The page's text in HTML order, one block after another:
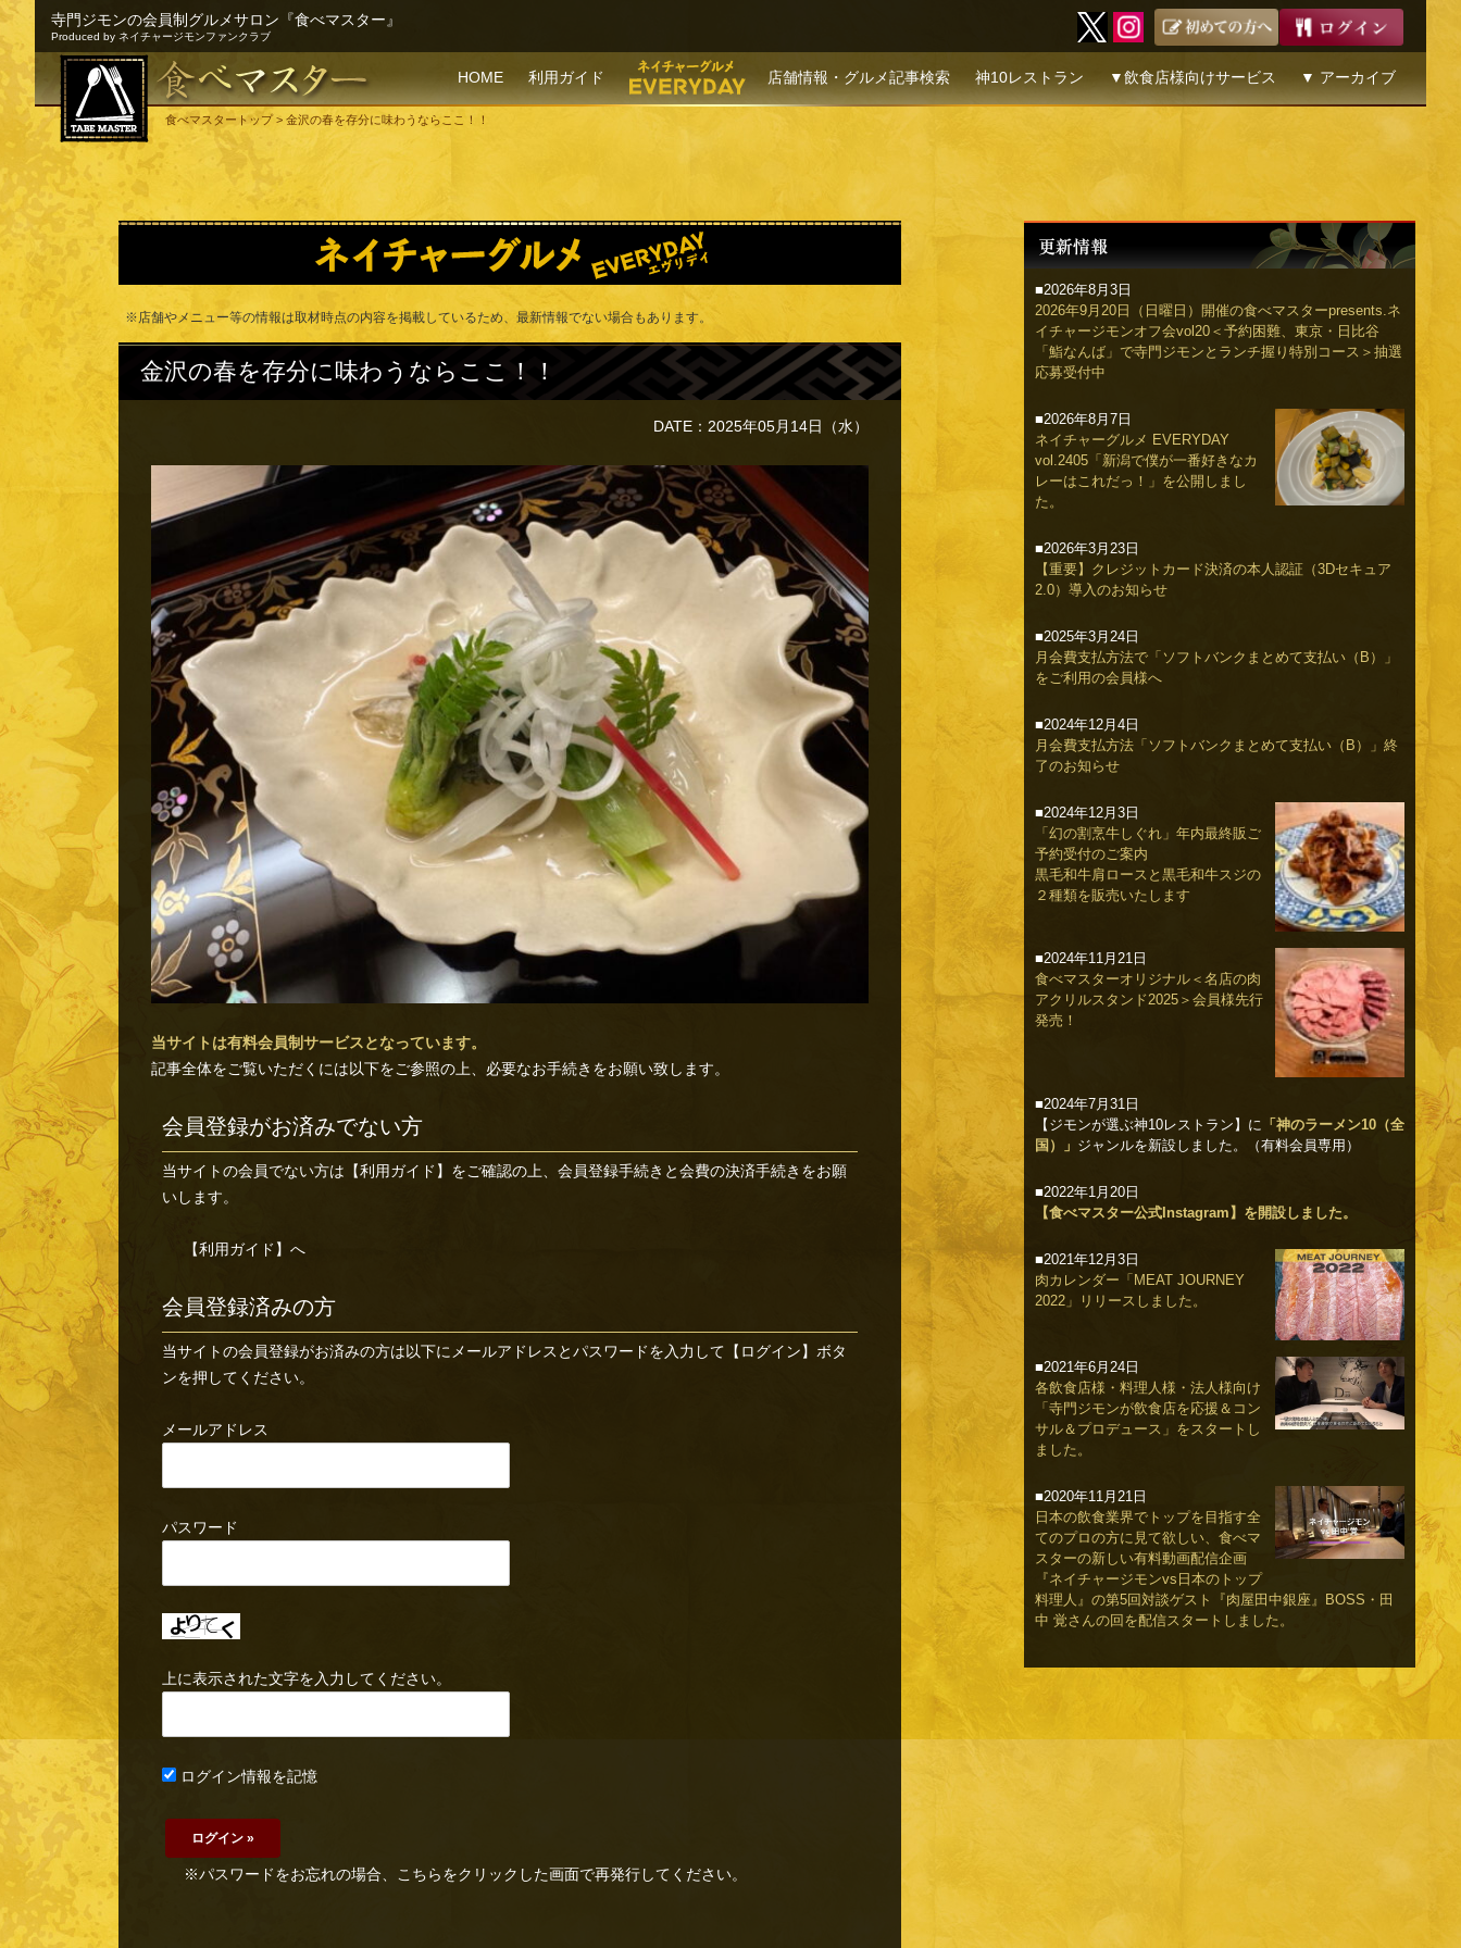
寺門ジモンの会員制グルメサロン『食べマスター』
Produced by ネイチャージモンファンクラブ
HOME 利用ガイド 店舗情報・グルメ記事検索 神10レストラン ▼飲食店様向けサービス ▼ アーカイブ
食べマスタートップ> 金沢の春を存分に味わうならここ！！
※店舗やメニュー等の情報は取材時点の内容を掲載しているため、最新情報でない場合もあります。
金沢の春を存分に味わうならここ！！
DATE：2025年05月14日（水）
当サイトは有料会員制サービスとなっています。
記事全体をご覧いただくには以下をご参照の上、必要なお手続きをお願い致します。
会員登録がお済みでない方
当サイトの会員でない方は 【利用ガイド】 をご確認の上、会員登録手続きと会費の決済手続きをお願
いします。
【利用ガイド】へ
会員登録済みの方
当サイトの会員登録がお済みの方は以下にメールアドレスとパスワードを入力して【ログイン】ボタ
ンを押してください。
メールアドレス
パスワード
上に表示された文字を入力してください。
ログイン情報を記憶
※パスワードをお忘れの場合、こちらをクリックした画面で再発行してください。
■2026年8月3日
2026年9月20日（日曜日）開催の食べマスターpresents.ネ
イチャージモンオフ会vol20＜予約困難、東京・日比谷
「鮨なんば」で寺門ジモンとランチ握り特別コース＞抽選
応募受付中
■2026年8月7日
ネイチャーグルメ EVERYDAY
vol.2405「新潟で僕が一番好きなカ
レーはこれだっ！」を公開しまし
た。
■2026年3月23日
【重要】クレジットカード決済の本人認証（3Dセキュア
2.0）導入のお知らせ
■2025年3月24日
月会費支払方法で「ソフトバンクまとめて支払い（B）」
をご利用の会員様へ
■2024年12月4日
月会費支払方法「ソフトバンクまとめて支払い（B）」終
了のお知らせ
■2024年12月3日
「幻の割烹牛しぐれ」年内最終販ご
予約受付のご案内
黒毛和牛肩ロースと黒毛和牛スジの
２種類を販売いたします
■2024年11月21日
食べマスターオリジナル＜名店の肉
アクリルスタンド2025＞会員様先行
発売！
■2024年7月31日
【ジモンが選ぶ神10レストラン】に 「神のラーメン10（全
国）」 ジャンルを新設しました。（有料会員専用）
■2022年1月20日
【食べマスター公式Instagram】を開設しました。
■2021年12月3日
肉カレンダー「MEAT JOURNEY
2022」リリースしました。
■2021年6月24日
各飲食店様・料理人様・法人様向け
「寺門ジモンが飲食店を応援＆コン
サル＆プロデュース」をスタートし
ました。
■2020年11月21日
日本の飲食業界でトップを目指す全
てのプロの方に見て欲しい、食べマ
スターの新しい有料動画配信企画
『ネイチャージモンvs日本のトップ
料理人』の第5回対談ゲスト『肉屋田中銀座』BOSS・田
中 覚さんの回を配信スタートしました。